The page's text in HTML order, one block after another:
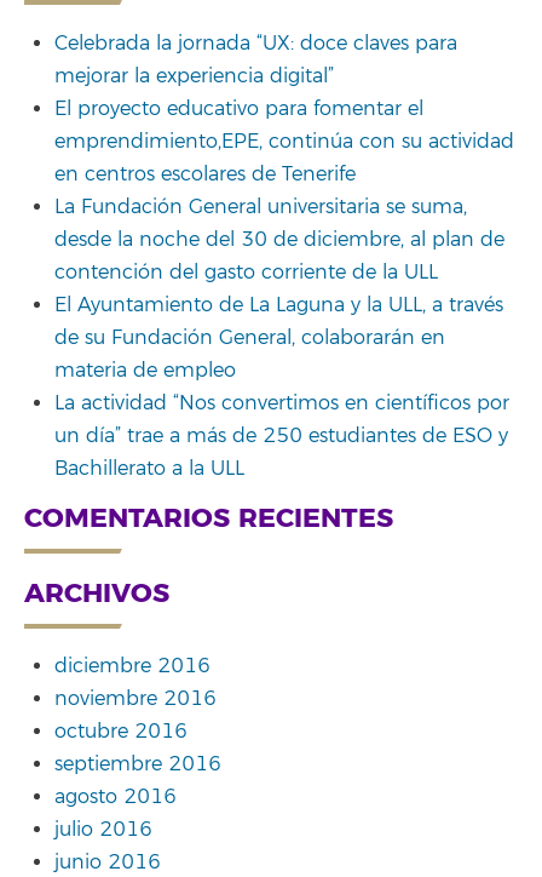
Celebrada la jornada “UX: doce claves para
mejorar la experiencia digital”
El proyecto educativo para fomentar el
emprendimiento,EPE, continúa con su actividad
en centros escolares de Tenerife
La Fundación General universitaria se suma,
desde la noche del 30 de diciembre, al plan de
contención del gasto corriente de la ULL
El Ayuntamiento de La Laguna y la ULL, a través
de su Fundación General, colaborarán en
materia de empleo
La actividad “Nos convertimos en científicos por
un día” trae a más de 250 estudiantes de ESO y
Bachillerato a la ULL
COMENTARIOS RECIENTES
ARCHIVOS
diciembre 2016
noviembre 2016
octubre 2016
septiembre 2016
agosto 2016
julio 2016
junio 2016